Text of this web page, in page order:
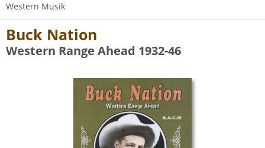
Western Musik
Buck Nation
Western Range Ahead 1932-46